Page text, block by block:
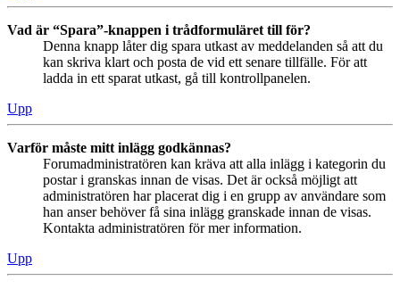
Vad är “Spara”-knappen i trådformuläret till för?
Denna knapp låter dig spara utkast av meddelanden så att du
kan skriva klart och posta de vid ett senare tillfälle. För att
ladda in ett sparat utkast, gå till kontrollpanelen.
Upp
Varför måste mitt inlägg godkännas?
Forumadministratören kan kräva att alla inlägg i kategorin du
postar i granskas innan de visas. Det är också möjligt att
administratören har placerat dig i en grupp av användare som
han anser behöver få sina inlägg granskade innan de visas.
Kontakta administratören för mer information.
Upp